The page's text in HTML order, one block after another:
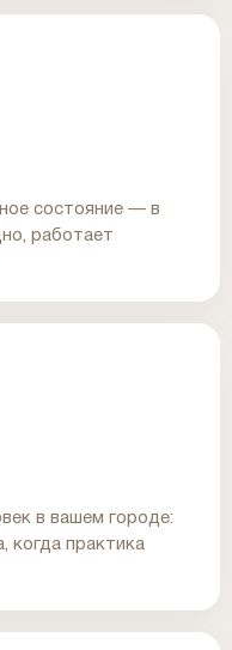
состояние — в
работает
в вашем городе:
когда практика